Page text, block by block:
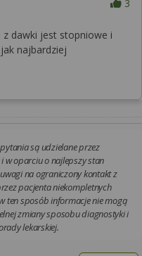
3
z dawki jest stopniowe i
najbardziej
są udzielane przez
w oparciu o najlepszy stan
na ograniczony kontakt z
pacjenta niekompletnych
ten sposób informacje nie mogą
zmiany sposobu diagnostyki i
lekarskiej.